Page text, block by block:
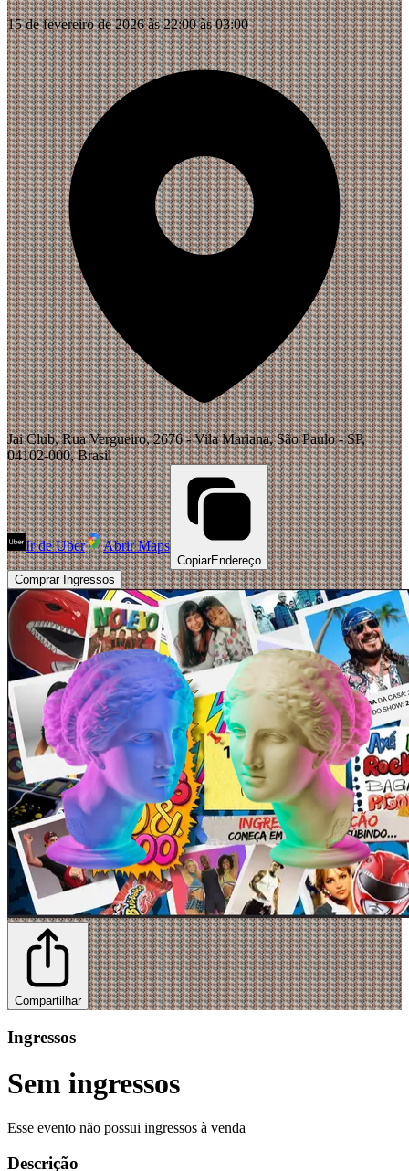
15 de fevereiro de 2026 às 22:00 às 03:00
Jai Club, Rua Vergueiro, 2676 - Vila Mariana, São Paulo - SP,
04102-000, Brasil
Ir de Uber Abrir Maps
CopiarEndereço
Comprar Ingressos
Compartilhar
Ingressos
Sem ingressos
Esse evento não possui ingressos à venda
Descrição